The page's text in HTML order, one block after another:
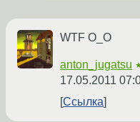
WTF O_O
anton_jugatsu
17.05.2011
Ссылка